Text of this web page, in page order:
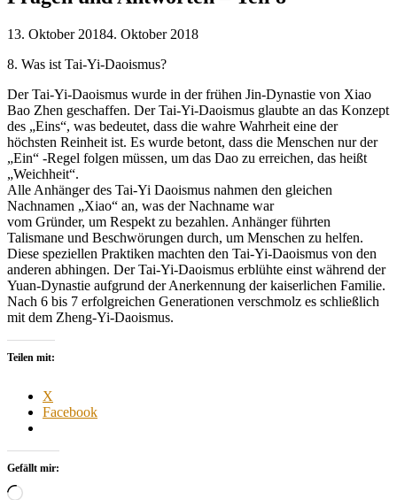
Veröffentlicht
13. Oktober 20184. Oktober 2018
8. Was ist Tai-Yi-Daoismus?
Der Tai-Yi-Daoismus wurde in der frühen Jin-Dynastie von Xiao
Bao Zhen geschaffen. Der Tai-Yi-Daoismus glaubte an das Konzept
des „Eins“, was bedeutet, dass die wahre Wahrheit eine der
höchsten Reinheit ist. Es wurde betont, dass die Menschen nur der
„Ein“ -Regel folgen müssen, um das Dao zu erreichen, das heißt
„Weichheit“.
Alle Anhänger des Tai-Yi Daoismus nahmen den gleichen
Nachnamen „Xiao“ an, was der Nachname war
vom Gründer, um Respekt zu bezahlen. Anhänger führten
Talismane und Beschwörungen durch, um Menschen zu helfen.
Diese speziellen Praktiken machten den Tai-Yi-Daoismus von den
anderen abhingen. Der Tai-Yi-Daoismus erblühte einst während der
Yuan-Dynastie aufgrund der Anerkennung der kaiserlichen Familie.
Nach 6 bis 7 erfolgreichen Generationen verschmolz es schließlich
mit dem Zheng-Yi-Daoismus.
Teilen mit:
X
Facebook
Gefällt mir:
Wird